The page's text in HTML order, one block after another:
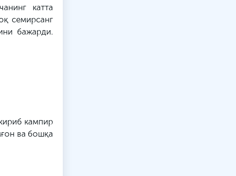
катта
семирсанг
бажарди.
кампир
ва бошқа